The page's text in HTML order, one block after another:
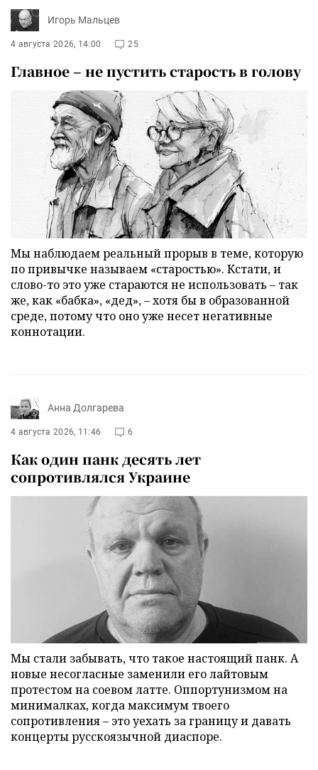
Игорь Мальцев
4 августа 2026, 14:00 25
Главное – не пустить старость в голову
Мы наблюдаем реальный прорыв в теме, которую
по привычке называем «старостью». Кстати, и
слово-то это уже стараются не использовать – так
же, как «бабка», «дед», – хотя бы в образованной
среде, потому что оно уже несет негативные
коннотации.
Анна Долгарева
4 августа 2026, 11:46 6
Как один панк десять лет
сопротивлялся Украине
Мы стали забывать, что такое настоящий панк. А
новые несогласные заменили его лайтовым
протестом на соевом латте. Оппортунизмом на
минималках, когда максимум твоего
сопротивления – это уехать за границу и давать
концерты русскоязычной диаспоре.